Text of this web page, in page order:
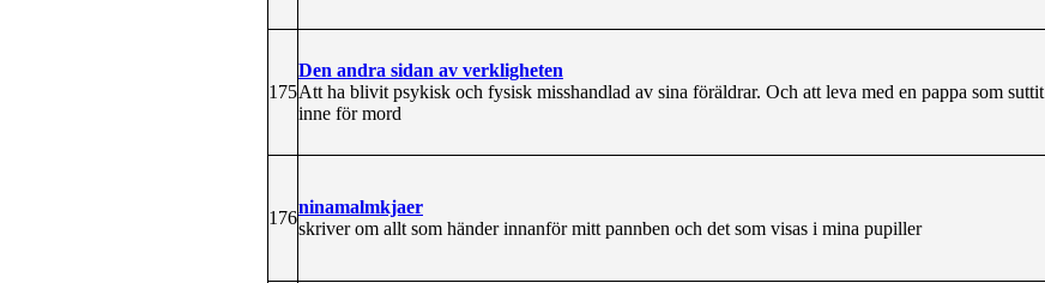
175
Den andra sidan av verkligheten
Att ha blivit psykisk och fysisk misshandlad av sina föräldrar. Och att leva med en pappa som suttit
inne för mord
176
ninamalmkjaer
skriver om allt som händer innanför mitt pannben och det som visas i mina pupiller